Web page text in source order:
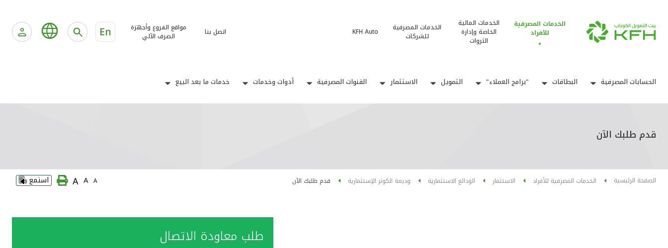
الخدمات المصرفية
للأفراد
الخدمات المالية
الخاصة وإدارة
الثروات
الخدمات المصرفية
للشركات
KFH Auto اتصل بنا
مواقع الفروع وأجهزة
الصرف الآلي
En
الحسابات المصرفية البطاقات "برامج العملاء" التمويل الاستثمار القنوات المصرفية أدوات وخدمات خدمات ما بعد البيع
قدم طلبك الآن
الصفحة الرئيسية الخدمات المصرفية للأفراد الاستثمار الودائع الاستثمارية وديعة الكوثر الإستثمارية قدم طلبك الآن A
A
A استمع
طلب معاودة الاتصال